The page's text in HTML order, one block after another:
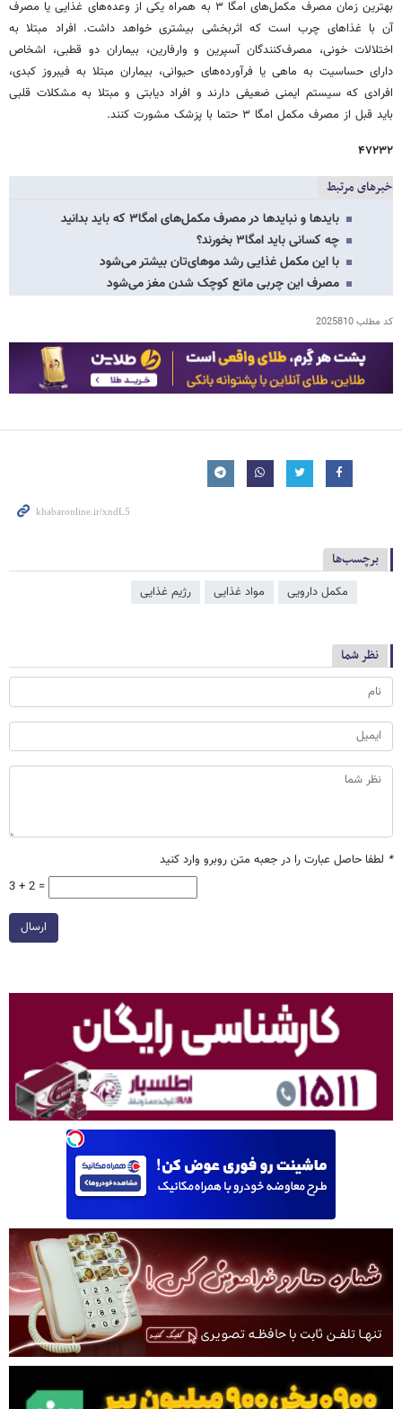
بهترین زمان مصرف مکمل‌های امگا ۳ به همراه یکی از وعده‌های غذایی یا مصرف
آن با غذاهای چرب است که اثربخشی بیشتری خواهد داشت. افراد مبتلا به
اختلالات خونی، مصرف‌کنندگان آسپرین و وارفارین، بیماران دو قطبی، اشخاص
دارای حساسیت به ماهی یا فرآورده‌های حیوانی، بیماران مبتلا به فیبروز کبدی،
افرادی که سیستم ایمنی ضعیفی دارند و افراد دیابتی و مبتلا به مشکلات قلبی
باید قبل از مصرف مکمل امگا ۳ حتما با پزشک مشورت کنند.
۴۷۲۳۲
خبرهای مرتبط
بایدها و نبایدها در مصرف مکمل‌های امگا۳ که باید بدانید
چه کسانی باید امگا۳ بخورند؟
با این مکمل غذایی رشد موهای‌تان بیشتر می‌شود
مصرف این چربی مانع کوچک شدن مغز می‌شود
کد مطلب2025810
برچسب‌ها
مکمل دارویی مواد غذایی رژیم غذایی
نظر شما
* لطفا حاصل عبارت را در جعبه متن روبرو وارد کنید
3 + 2 =
ارسال